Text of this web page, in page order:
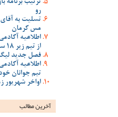
ترتیب
رو
تسلیت به آقای
مس کرمان
اطلاعیه
از تیم زیر 18 ساله های خود
فصل جدید لیگ
اطلاعیه
تیم جوانان
اواخر
آخرین مطالب